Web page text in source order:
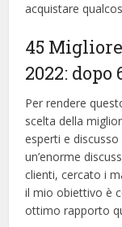
acquistare
45
2022:
Per rendere
scelta della
esperti e
un’enorme
clienti, cercato i
il mio obiettivo è
ottimo rapporto